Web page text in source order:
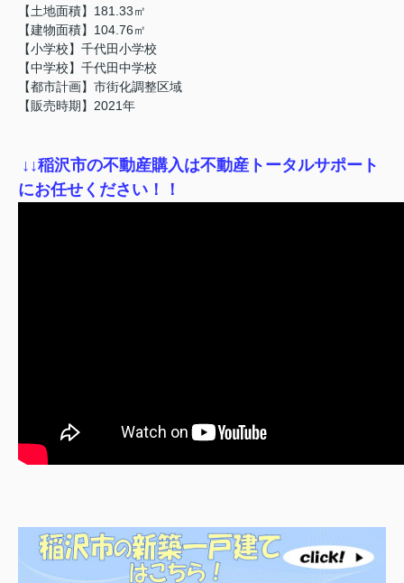
【土地面積】181.33㎡
【建物面積】104.76㎡
【小学校】千代田小学校
【中学校】千代田中学校
【都市計画】市街化調整区域
【販売時期】2021年
↓ ↓稲沢市の不動産購入は不動産トータルサポート
にお任せください！！